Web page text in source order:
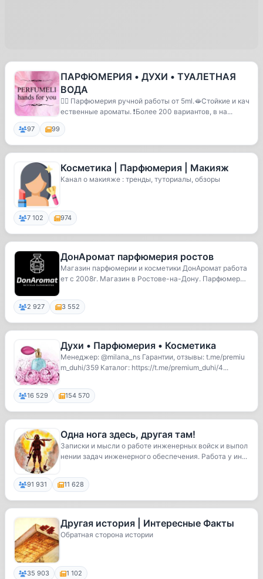
ПАРФЮМЕРИЯ • ДУХИ • ТУАЛЕТНАЯ
ВОДА
🧞‍♂️ Парфюмерия ручной работы от 5ml.🫦Стойкие и кач
ественные ароматы. ❗️Более 200 вариантов, в на...
97 99
Косметика | Парфюмерия | Макияж
Канал о макияже : тренды, туториалы, обзоры
7 102 974
ДонАромат парфюмерия ростов
Магазин парфюмерии и косметики ДонАромат работа
ет с 2008г. Магазин в Ростове-на-Дону. Парфюмерия
2 927 3 552
Духи • Парфюмерия • Косметика
Менеджер: @milana_ns Гарантии, отзывы: t.me/premiu
m_duhi/359 Каталог: https://t.me/premium_duhi/4...
16 529 154 570
Одна нога здесь, другая там!
Записки и мысли о работе инженерных войск и выпол
нении задач инженерного обеспечения. Работа у ин...
91 931 11 628
Другая история | Интересные Факты
Обратная сторона истории
35 903 1 102